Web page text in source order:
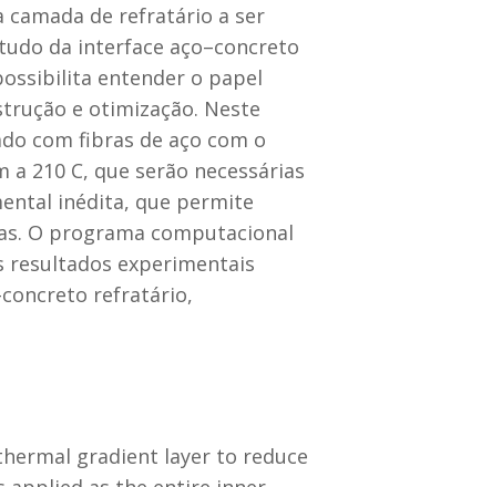
camada de refratário a ser
da interface aço–concreto
entender o papel
e otimização. Neste
com fibras de aço com o
210 C, que serão necessárias
inédita, que permite
O programa computacional
resultados experimentais
refratário,
gradient layer to reduce